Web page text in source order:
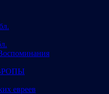
евреев